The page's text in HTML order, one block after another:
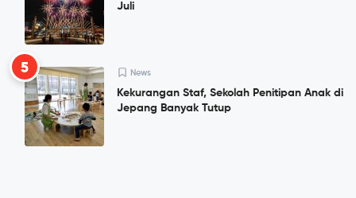
Juli
5 News
Kekurangan Staf, Sekolah Penitipan Anak di
Jepang Banyak Tutup